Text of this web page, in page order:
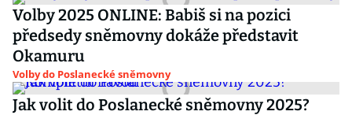
Volby 2025 ONLINE: Babiš si na pozici
předsedy sněmovny dokáže představit
Okamuru
Volby do Poslanecké sněmovny
Jak volit do Poslanecké sněmovny 2025?